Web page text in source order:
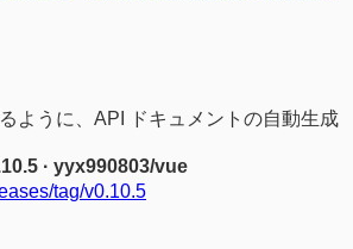
ように、API ドキュメントの自動生成
· yyx990803/vue
tag/v0.10.5